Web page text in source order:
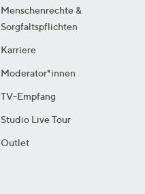
Menschenrechte &
Sorgfaltspflichten
Karriere
Moderator*innen
TV-Empfang
Studio Live Tour
Outlet